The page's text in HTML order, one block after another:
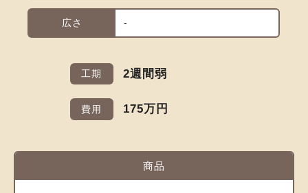
広さ -
工期 2週間弱
費用 175万円
商品